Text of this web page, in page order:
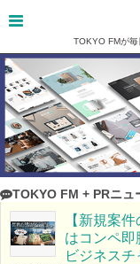
TOKYO FMが毎
TOKYO FM + PRニュ
【新規案
はコンペ
ビジネス